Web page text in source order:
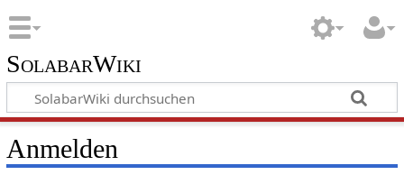
SolabarWiki
Anmelden